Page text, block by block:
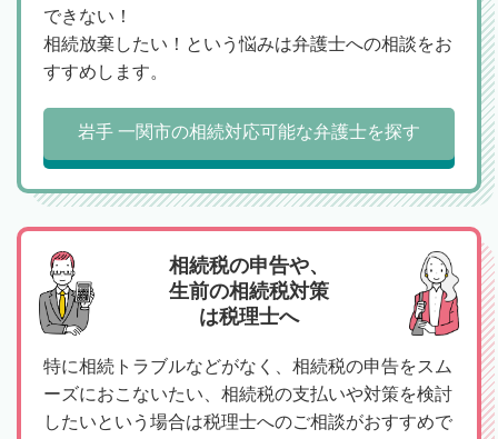
できない！
相続放棄したい！という悩みは弁護士への相談をお
すすめします。
岩手 一関市の相続対応可能な弁護士を探す
相続税の申告や、
生前の相続税対策
は税理士へ
特に相続トラブルなどがなく、相続税の申告をスム
ーズにおこないたい、相続税の支払いや対策を検討
したいという場合は税理士へのご相談がおすすめで